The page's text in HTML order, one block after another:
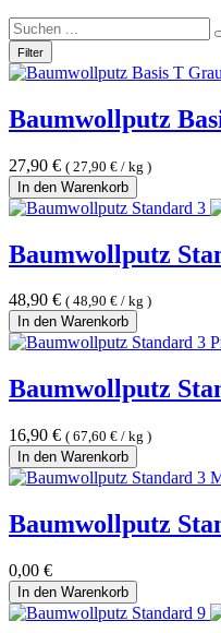
Filter
Baumwollputz
27,90 € ( 27,90 € / kg )
In den Warenkorb
Baumwollputz
48,90 € ( 48,90 € / kg )
In den Warenkorb
Baumwollputz
16,90 € ( 67,60 € / kg )
In den Warenkorb
Baumwollputz
0,00 €
In den Warenkorb